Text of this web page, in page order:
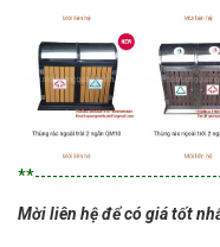
Mời liên hệ để có giá tốt